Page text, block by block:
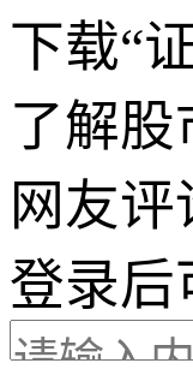
下载“
了解
网友评
登录后